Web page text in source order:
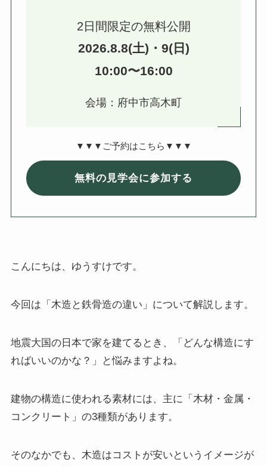
2日間限定の無料公開
2026.8.8(土)・9(日)
10:00〜16:00
会場：府中市高木町
▼▼▼ご予約はこちら▼▼▼
無料の見学会に参加する
こんにちは、ゆうすけです。
今回は「木造と鉄骨造の違い」について解説します。
地震大国の日本で家を建てるとき、「どんな構造にす
ればいいのかな？」と悩みますよね。
建物の構造に使われる素材には、主に「木材・金属・
コンクリート」の3種類があります。
そのなかでも、木造はコストが安いというイメージが